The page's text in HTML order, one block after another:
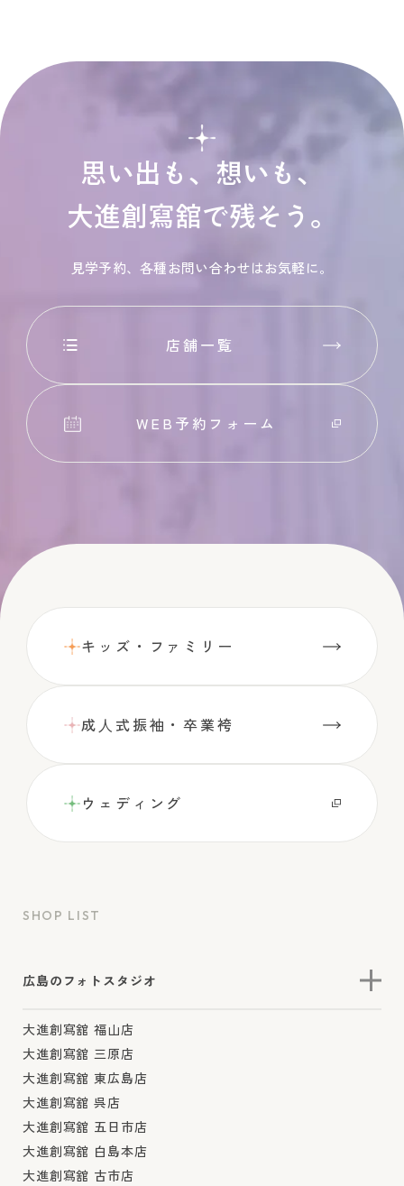
思い出も、想いも、
大進創寫舘で残そう。
見学予約、各種お問い合わせはお気軽に。
店舗一覧
WEB予約フォーム
キッズ・ファミリー
成⼈式振袖・卒業袴
ウェディング
SHOP LIST
広島のフォトスタジオ
大進創寫舘 福山店
大進創寫舘 三原店
大進創寫舘 東広島店
大進創寫舘 呉店
大進創寫舘 五日市店
大進創寫舘 白島本店
大進創寫舘 古市店